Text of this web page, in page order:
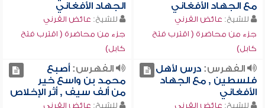
مع الجهاد الأفغاني
للشيخ: عائض القرني
جزء من محاضرة ( اقترب فتح
كابل)
الجهاد الأفغاني
للشيخ: عائض القرني
جزء من محاضرة ( اقترب فتح
كابل)
الفهرس:درس لأهل
فلسطين , مع الجهاد
الأفغاني
للشيخ: عائض القرني
الفهرس:أصبع
محمد بن واسع خير
من ألف سيف , أثر الإخلاص
للشيخ: عائض القرني